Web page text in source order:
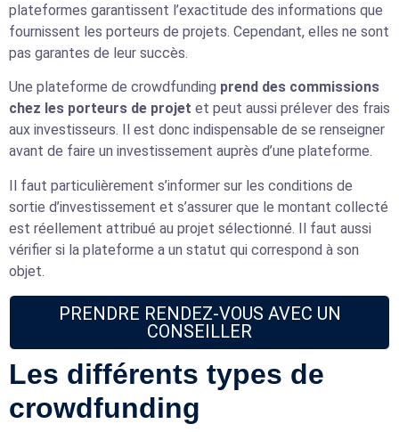
plateformes garantissent l’exactitude des informations que
fournissent les porteurs de projets. Cependant, elles ne sont
pas garantes de leur succès.
Une plateforme de crowdfunding prend des commissions
chez les porteurs de projet et peut aussi prélever des frais
aux investisseurs. Il est donc indispensable de se renseigner
avant de faire un investissement auprès d’une plateforme.
Il faut particulièrement s’informer sur les conditions de
sortie d’investissement et s’assurer que le montant collecté
est réellement attribué au projet sélectionné. Il faut aussi
vérifier si la plateforme a un statut qui correspond à son
objet.
PRENDRE RENDEZ-VOUS AVEC UN
CONSEILLER
Les différents types de
crowdfunding